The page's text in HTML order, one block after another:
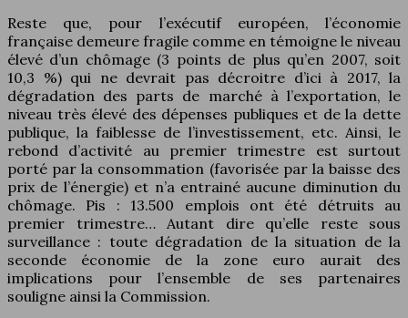
Reste que, pour l’exécutif européen, l’économie
française demeure fragile comme en témoigne le niveau
élevé d’un chômage (3 points de plus qu’en 2007, soit
10,3 %) qui ne devrait pas décroitre d’ici à 2017, la
dégradation des parts de marché à l’exportation, le
niveau très élevé des dépenses publiques et de la dette
publique, la faiblesse de l’investissement, etc. Ainsi, le
rebond d’activité au premier trimestre est surtout
porté par la consommation (favorisée par la baisse des
prix de l’énergie) et n’a entrainé aucune diminution du
chômage. Pis : 13.500 emplois ont été détruits au
premier trimestre… Autant dire qu’elle reste sous
surveillance : toute dégradation de la situation de la
seconde économie de la zone euro aurait des
implications pour l’ensemble de ses partenaires
souligne ainsi la Commission.